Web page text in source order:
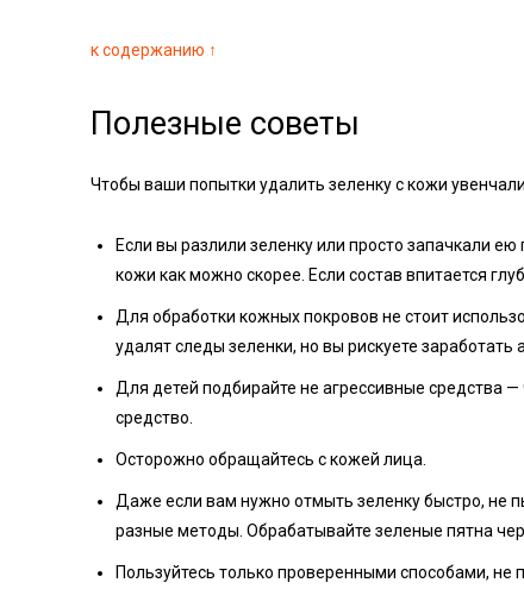
к содержанию ↑
Полезные советы
Чтобы ваши попытки удалить зеленку с кожи
Если вы разлили зеленку или просто запачкали
кожи как можно скорее. Если состав впитается
Для обработки кожных покровов не стоит
удалят следы зеленки, но вы рискуете
Для детей подбирайте не агрессивные
средство.
Осторожно обращайтесь с кожей лица.
Даже если вам нужно отмыть зеленку быстро, не
разные методы. Обрабатывайте зеленые пятна
Пользуйтесь только проверенными способами, не